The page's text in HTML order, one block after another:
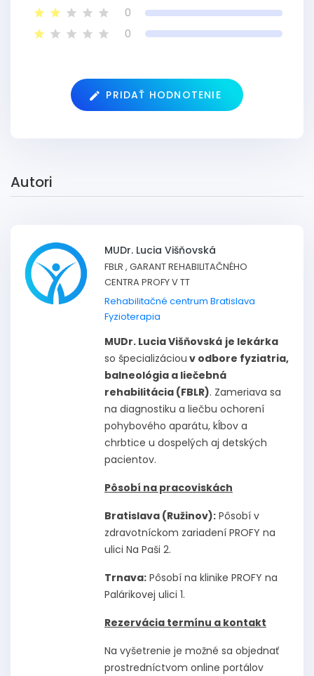
0
0
PRIDAŤ HODNOTENIE
Autori
MUDr. Lucia Višňovská
FBLR , GARANT REHABILITAČNÉHO
CENTRA PROFY V TT
Rehabilitačné centrum Bratislava
Fyzioterapia
MUDr. Lucia Višňovská je lekárka
so špecializáciou v odbore fyziatria,
balneológia a liečebná
rehabilitácia (FBLR). Zameriava sa
na diagnostiku a liečbu ochorení
pohybového aparátu, kĺbov a
chrbtice u dospelých aj detských
pacientov.
Pôsobí na pracoviskách
Bratislava (Ružinov): Pôsobí v
zdravotníckom zariadení PROFY na
ulici Na Paši 2.
Trnava: Pôsobí na klinike PROFY na
Palárikovej ulici 1.
Rezervácia termínu a kontakt
Na vyšetrenie je možné sa objednať
prostredníctvom online portálov